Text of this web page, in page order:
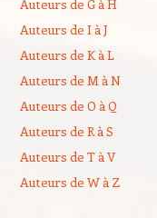
Auteurs de G à H
Auteurs de I à J
Auteurs de K à L
Auteurs de M à N
Auteurs de O à Q
Auteurs de R à S
Auteurs de T à V
Auteurs de W à Z